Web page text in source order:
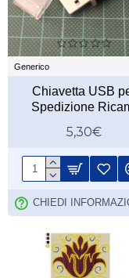
Generico
Chiavetta USB
Spedizione
5,30€
CHIEDI